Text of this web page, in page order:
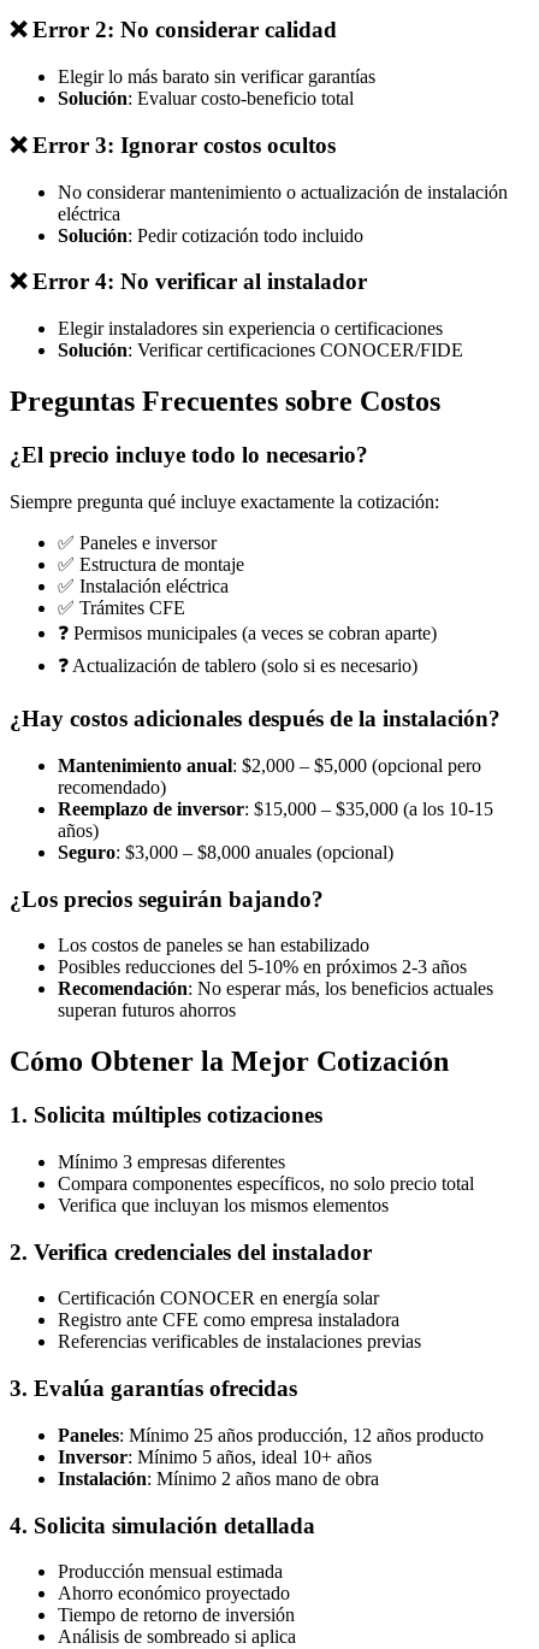
❌ Error 2: No considerar calidad
Elegir lo más barato sin verificar garantías
Solución: Evaluar costo-beneficio total
❌ Error 3: Ignorar costos ocultos
No considerar mantenimiento o actualización de instalación
eléctrica
Solución: Pedir cotización todo incluido
❌ Error 4: No verificar al instalador
Elegir instaladores sin experiencia o certificaciones
Solución: Verificar certificaciones CONOCER/FIDE
Preguntas Frecuentes sobre Costos
¿El precio incluye todo lo necesario?
Siempre pregunta qué incluye exactamente la cotización:
✅ Paneles e inversor
✅ Estructura de montaje
✅ Instalación eléctrica
✅ Trámites CFE
❓ Permisos municipales (a veces se cobran aparte)
❓ Actualización de tablero (solo si es necesario)
¿Hay costos adicionales después de la instalación?
Mantenimiento anual: $2,000 – $5,000 (opcional pero
recomendado)
Reemplazo de inversor: $15,000 – $35,000 (a los 10-15
años)
Seguro: $3,000 – $8,000 anuales (opcional)
¿Los precios seguirán bajando?
Los costos de paneles se han estabilizado
Posibles reducciones del 5-10% en próximos 2-3 años
Recomendación: No esperar más, los beneficios actuales
superan futuros ahorros
Cómo Obtener la Mejor Cotización
1. Solicita múltiples cotizaciones
Mínimo 3 empresas diferentes
Compara componentes específicos, no solo precio total
Verifica que incluyan los mismos elementos
2. Verifica credenciales del instalador
Certificación CONOCER en energía solar
Registro ante CFE como empresa instaladora
Referencias verificables de instalaciones previas
3. Evalúa garantías ofrecidas
Paneles: Mínimo 25 años producción, 12 años producto
Inversor: Mínimo 5 años, ideal 10+ años
Instalación: Mínimo 2 años mano de obra
4. Solicita simulación detallada
Producción mensual estimada
Ahorro económico proyectado
Tiempo de retorno de inversión
Análisis de sombreado si aplica